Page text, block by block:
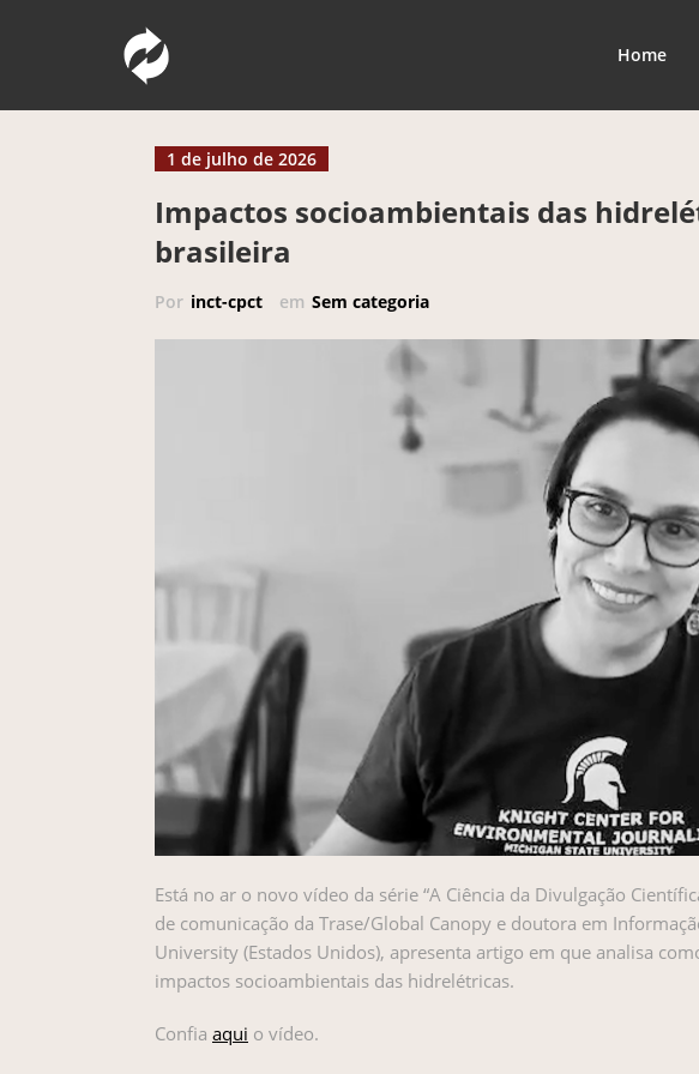
Home
1 de julho de 2026
Impactos socioambientais das
brasileira
Por inct-cpct em Sem categoria
Está no ar o novo vídeo da série “A Ciência da Divulgação
de comunicação da Trase/Global Canopy e doutora em
University (Estados Unidos), apresenta artigo em que analisa
impactos socioambientais das hidrelétricas.
Confia aqui o vídeo.